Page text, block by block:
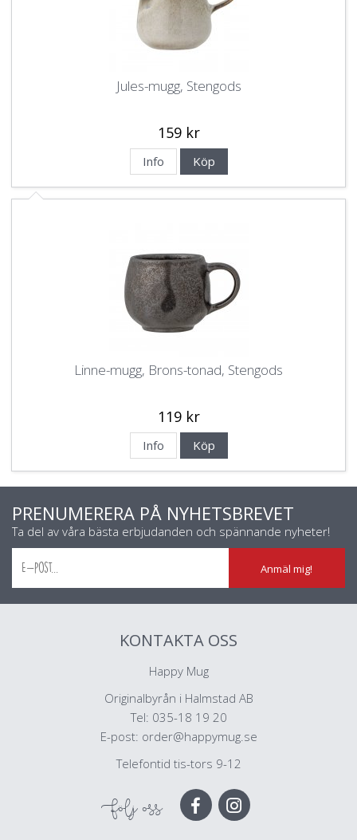
Jules-mugg, Stengods
159 kr
Info Köp
Linne-mugg, Brons-tonad, Stengods
119 kr
Info Köp
PRENUMERERA PÅ NYHETSBREVET
Ta del av våra bästa erbjudanden och spännande nyheter!
Anmäl mig!
KONTAKTA OSS
Happy Mug
Originalbyrån i Halmstad AB
Tel: 035-18 19 20
E-post: order@happymug.se
Telefontid tis-tors 9-12
Följ oss